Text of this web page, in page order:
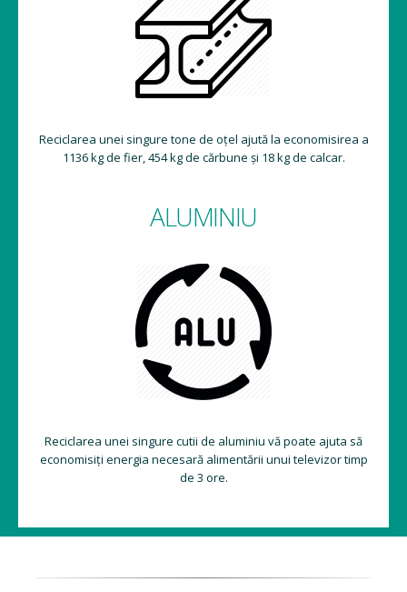
Reciclarea unei singure tone de oțel ajută la economisirea a
1136 kg de fier, 454 kg de cărbune și 18 kg de calcar.
ALUMINIU
Reciclarea unei singure cutii de aluminiu vă poate ajuta să
economisiți energia necesară alimentării unui televizor timp
de 3 ore.